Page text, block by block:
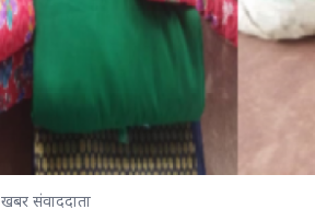
खबर संवाददाता